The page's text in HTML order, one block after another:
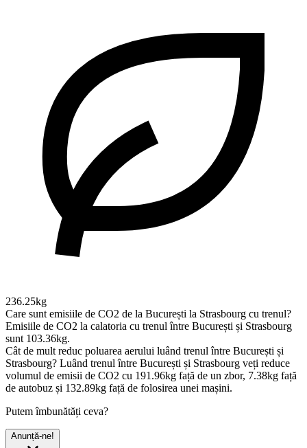
236.25kg
Care sunt emisiile de CO2 de la București la Strasbourg cu trenul?
Emisiile de CO2 la calatoria cu trenul între București și Strasbourg
sunt 103.36kg.
Cât de mult reduc poluarea aerului luând trenul între București și
Strasbourg? Luând trenul între București și Strasbourg veți reduce
volumul de emisii de CO2 cu 191.96kg față de un zbor, 7.38kg față
de autobuz și 132.89kg față de folosirea unei mașini.
Putem îmbunătăți ceva?
Anunță-ne!